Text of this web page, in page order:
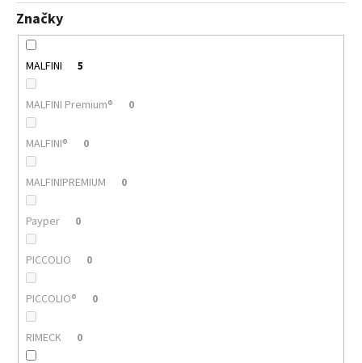
Značky
MALFINI 5
MALFINI Premium® 0
MALFINI® 0
MALFINIPREMIUM 0
Payper 0
PICCOLIO 0
PICCOLIO® 0
RIMECK 0